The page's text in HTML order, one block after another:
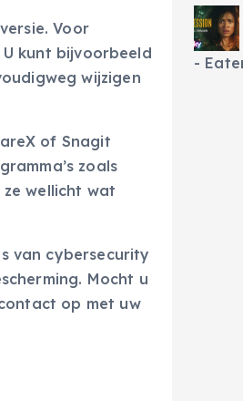
Voor
kunt bijvoorbeeld
wijzigen
of Snagit
zoals
wellicht wat
van cybersecurity
Mocht u
op met uw
-